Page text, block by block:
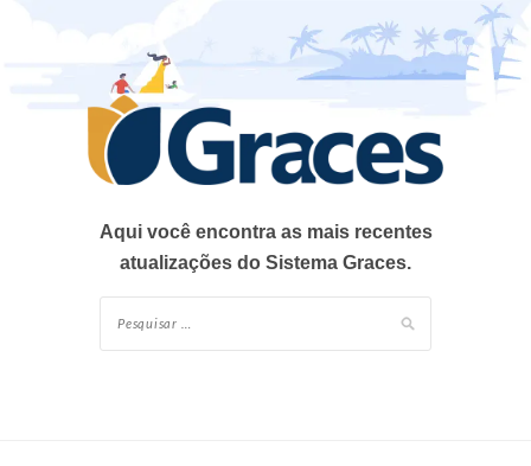
Aqui você encontra as mais recentes
atualizações do Sistema Graces.
por: